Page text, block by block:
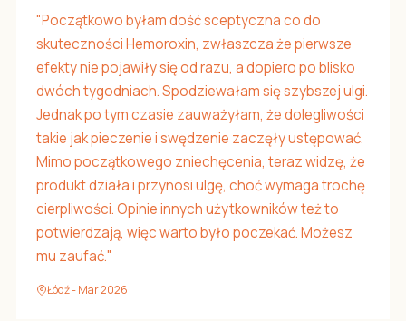
"Początkowo byłam dość sceptyczna co do
skuteczności Hemoroxin, zwłaszcza że pierwsze
efekty nie pojawiły się od razu, a dopiero po blisko
dwóch tygodniach. Spodziewałam się szybszej ulgi.
Jednak po tym czasie zauważyłam, że dolegliwości
takie jak pieczenie i swędzenie zaczęły ustępować.
Mimo początkowego zniechęcenia, teraz widzę, że
produkt działa i przynosi ulgę, choć wymaga trochę
cierpliwości. Opinie innych użytkowników też to
potwierdzają, więc warto było poczekać. Możesz
mu zaufać."
Łódź - Mar 2026